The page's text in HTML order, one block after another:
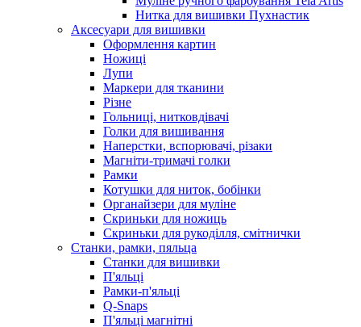
Нитка для вишивки Пухнастик
Аксесуари для вишивки
Оформлення картин
Ножиці
Лупи
Маркери для тканини
Різне
Гольниці, нитковдівачі
Голки для вишивання
Наперстки, вспорювачі, різаки
Магніти-тримачі голки
Рамки
Котушки для ниток, бобінки
Органайзери для муліне
Скриньки для ножиць
Скриньки для рукоділля, смітнички
Станки, рамки, пяльца
Станки для вишивки
П'яльці
Рамки-п'яльці
Q-Snaps
П'яльці магнітні